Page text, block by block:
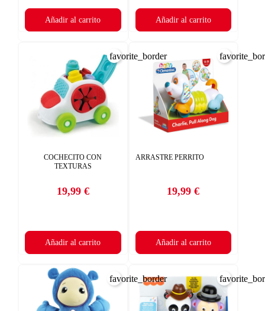
Añadir al carrito Añadir al carrito
COCHECITO CON
TEXTURAS
Precio
19,99 €
Añadir al carrito
favorite_border
ARRASTRE PERRITO
Precio
19,99 €
Añadir al carrito
favorite_border